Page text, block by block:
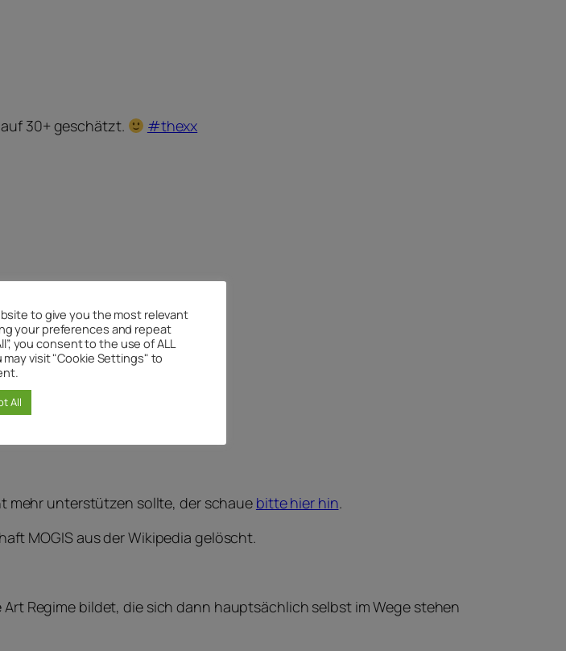
30+ geschätzt. #thexx
mehr unterstützen sollte, der schaue bitte hier hin.
MOGIS aus der Wikipedia gelöscht.
Regime bildet, die sich dann hauptsächlich selbst im Wege stehen
to give you the most relevant
your preferences and repeat
you consent to the use of ALL
visit "Cookie Settings" to
All